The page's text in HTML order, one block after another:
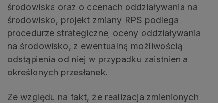
środowiska oraz o ocenach oddziaływania na
środowisko, projekt zmiany RPS podlega
procedurze strategicznej oceny oddziaływania
na środowisko, z ewentualną możliwością
odstąpienia od niej w przypadku zaistnienia
określonych przesłanek.
Ze względu na fakt, że realizacja zmienionych